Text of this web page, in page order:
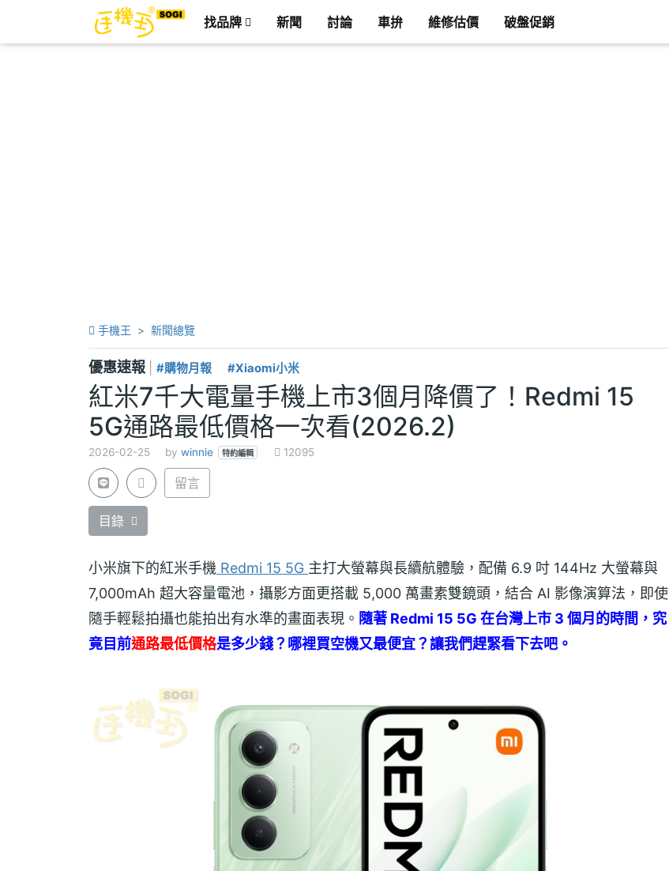
找品牌 新聞 討論 車拚 維修估價 破盤促銷
手機王 新聞總覽
優惠速報 #購物月報 #Xiaomi小米
紅米7千大電量手機上市3個月降價了！Redmi 15
5G通路最低價格一次看(2026.2)
2026-02-25 by winnie 特約編輯 12095
留言
目錄
小米旗下的紅米手機 Redmi 15 5G 主打大螢幕與長續航體驗，配備 6.9 吋 144Hz 大螢幕與
7,000mAh 超大容量電池，攝影方面更搭載 5,000 萬畫素雙鏡頭，結合 AI 影像演算法，即使
隨手輕鬆拍攝也能拍出有水準的畫面表現。 隨著 Redmi 15 5G 在台灣上市 3 個月的時間，究
竟目前通路最低價格是多少錢？哪裡買空機又最便宜？讓我們趕緊看下去吧。